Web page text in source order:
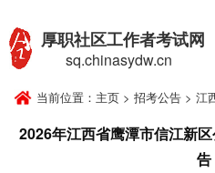
厚职社区工作者考试网
sq.chinasydw.cn
当前位置： 主页 > 招考公告 > 江
2026年江西省鹰潭市信江新
告